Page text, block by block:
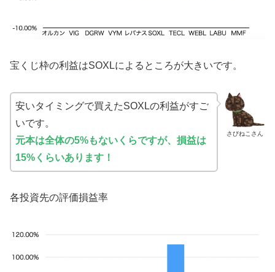
宝くじ枠の利益はSOXLによるところが大きいです。
さびねこさん
安いタイミングで買えたSOXLの利益がすご
いです。
元本は全体の5%もないくらですが、損益は
15%くらいあります！
各投資先の評価損益率